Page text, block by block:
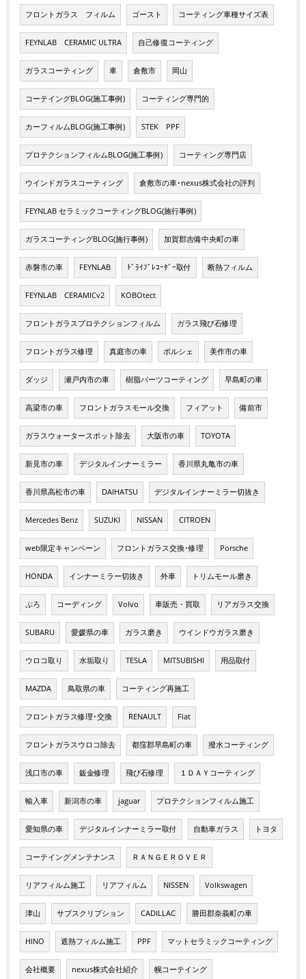
フロントガラス フィルム ゴースト コーティング車種サイズ表
FEYNLAB CERAMIC ULTRA 自己修復コーティング
ガラスコーティング 車 倉敷市 岡山
コーテイングBLOG(施工事例) コーティング専門的
カーフィルムBLOG(施工事例) STEK PPF
プロテクションフィルムBLOG(施工事例) コーティング専門店
ウインドガラスコーティング 倉敷市の車･nexus株式会社の評判
FEYNLAB セラミックコーティングBLOG(施行事例)
ガラスコーティングBLOG(施行事例) 加賀郡吉備中央町の車
赤磐市の車 FEYNLAB ﾄﾞﾗｲﾌﾞﾚｺｰﾀﾞｰ取付 断熱フィルム
FEYNLAB CERAMICv2 KOBOtect
フロントガラスプロテクションフィルム ガラス飛び石修理
フロントガラス修理 真庭市の車 ポルシェ 美作市の車
ダッジ 瀬戸内市の車 樹脂パーツコーティング 早島町の車
高梁市の車 フロントガラスモール交換 フィアット 備前市
ガラスウォータースポット除去 大阪市の車 TOYOTA
新見市の車 デジタルインナーミラー 香川県丸亀市の車
香川県高松市の車 DAIHATSU デジタルインナーミラー切抜き
Mercedes Benz SUZUKI NISSAN CITROEN
web限定キャンペーン フロントガラス交換･修理 Porsche
HONDA インナーミラー切抜き 外車 トリムモール磨き
ぷろ コーディング Volvo 車販売・買取 リアガラス交換
SUBARU 愛媛県の車 ガラス磨き ウインドウガラス磨き
ウロコ取り 水垢取り TESLA MITSUBISHI 用品取付
MAZDA 鳥取県の車 コーティング再施工
フロントガラス修理･交換 RENAULT Fiat
フロントガラスウロコ除去 都窪郡早島町の車 撥水コーティング
浅口市の車 鈑金修理 飛び石修理 １ＤＡＹコーティング
輸入車 新潟市の車 jaguar プロテクションフィルム施工
愛知県の車 デジタルインナーミラー取付 自動車ガラス トヨタ
コーテイングメンテナンス ＲＡＮＧＥＲＯＶＥＲ
リアフィルム施工 リアフィルム NISSEN Volkswagen
津山 サブスクリプション CADILLAC 勝田郡奈義町の車
HINO 遮熱フィルム施工 PPF マットセラミックコーティング
会社概要 nexus株式会社紹介 幌コーテイング